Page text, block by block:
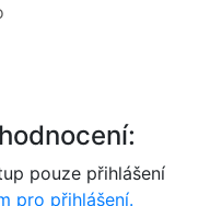
pouze přihlášení
pro přihlášení.